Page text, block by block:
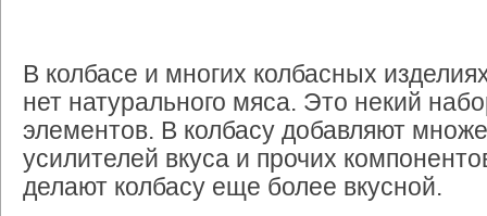
В колбасе и многих колбасных
нет натурального мяса. Это некий
элементов. В колбасу добавляют
усилителей вкуса и прочих
делают колбасу еще более вкусной.